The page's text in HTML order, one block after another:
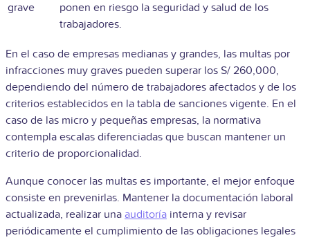
grave
ponen en riesgo la seguridad y salud de los
trabajadores.
En el caso de empresas medianas y grandes, las multas por
infracciones muy graves pueden superar los S/ 260,000,
dependiendo del número de trabajadores afectados y de los
criterios establecidos en la tabla de sanciones vigente. En el
caso de las micro y pequeñas empresas, la normativa
contempla escalas diferenciadas que buscan mantener un
criterio de proporcionalidad.
Aunque conocer las multas es importante, el mejor enfoque
consiste en prevenirlas. Mantener la documentación laboral
actualizada, realizar una auditoría interna y revisar
periódicamente el cumplimiento de las obligaciones legales